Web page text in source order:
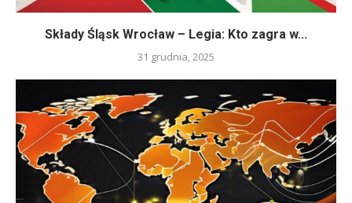
Składy Śląsk Wrocław – Legia: Kto zagra w...
31 grudnia, 2025